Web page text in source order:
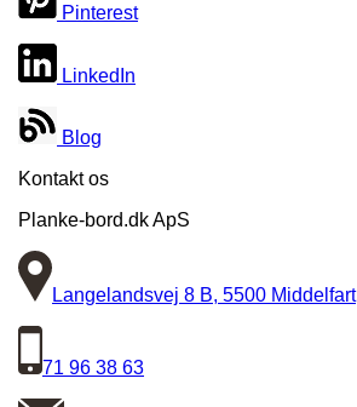
Pinterest
LinkedIn
Blog
Kontakt os
Planke-bord.dk ApS
Langelandsvej 8 B, 5500 Middelfart
71 96 38 63